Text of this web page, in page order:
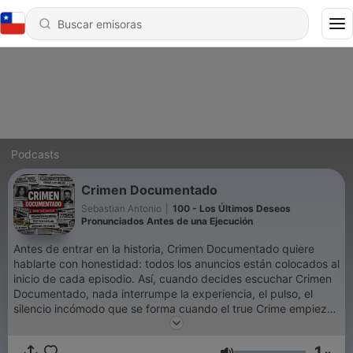
Podcasts
Crimen Documentado
Sebastian Antonio
100 - Los Últimos Deseos
Pronunciados Antes de una Ejecución
Antes de entrar en la historia, Crimen Documentado quiere
hablarte con honestidad: todos los anuncios están colocados al
inicio de cada episodio. Así, cuando decides escuchar Crimen
Documentado, nada interrumpe la experiencia, el pulso, el
silencio incómodo que se forma cuando el true Crime empieza
a respirarse. Ese pequeño gesto sostiene a Crimen